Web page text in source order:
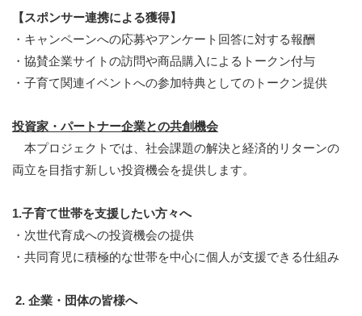
【スポンサー連携による獲得】
・キャンペーンへの応募やアンケート回答に対する報酬
・協賛企業サイトの訪問や商品購入によるトークン付与
・子育て関連イベントへの参加特典としてのトークン提供
投資家・パートナー企業との共創機会
本プロジェクトでは、社会課題の解決と経済的リターンの
両立を目指す新しい投資機会を提供します。
1.子育て世帯を支援したい方々へ
・次世代育成への投資機会の提供
・共同育児に積極的な世帯を中心に個人が支援できる仕組み
2. 企業・団体の皆様へ